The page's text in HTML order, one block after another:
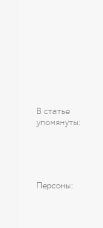
В статье
упомянуты
Персоны